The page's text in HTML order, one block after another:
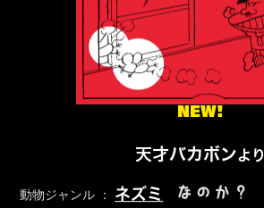
NEW!
天才バカボンより
動物ジャンル ： ネズミ なのか？